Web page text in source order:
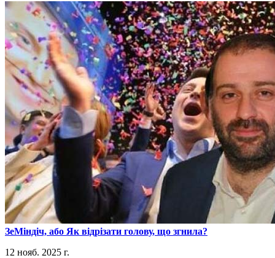
​ЗеМіндіч, або Як відрізати голову, що згнила?
12 нояб. 2025 г.